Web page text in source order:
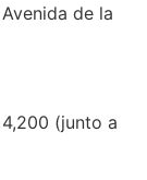
de la
(junto a